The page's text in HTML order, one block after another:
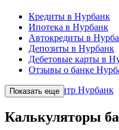
Кредиты в Нурбанк
Ипотека в Нурбанк
Автокредиты в
Депозиты в Нурбанк
Дебетовые карты в
Отзывы о банке
Колл-центр Нурбанк
Показать еще
Калькуляторы